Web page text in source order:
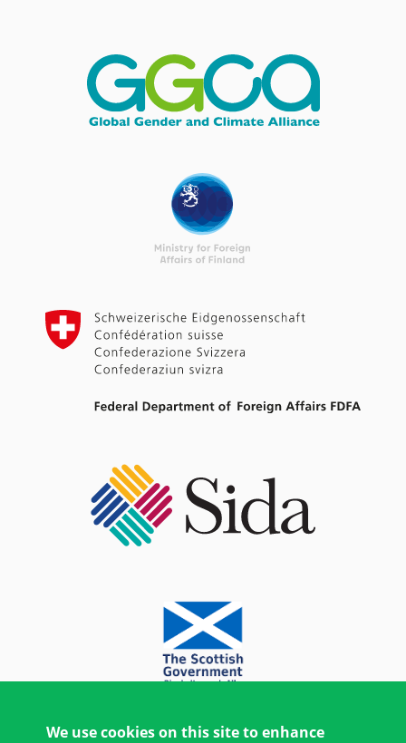
We use cookies on this site to enhance